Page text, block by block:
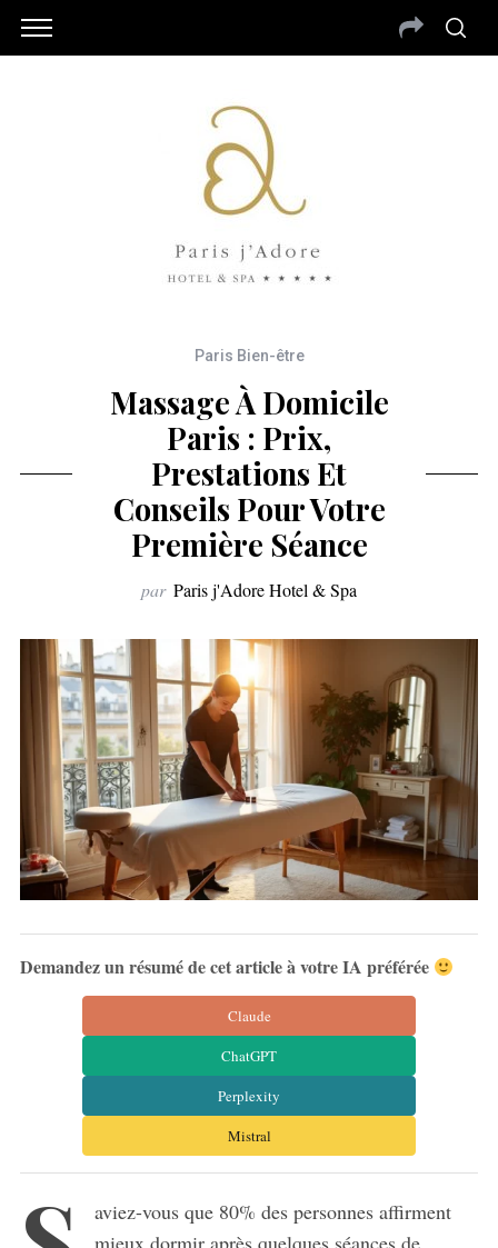
Paris Bien-être
Massage À Domicile
Paris : Prix,
Prestations Et
Conseils Pour Votre
Première Séance
par Paris j'Adore Hotel & Spa
Demandez un résumé de cet article à votre IA préférée
Claude
ChatGPT
Perplexity
Mistral
aviez-vous que 80% des personnes affirment
mieux dormir après quelques séances de